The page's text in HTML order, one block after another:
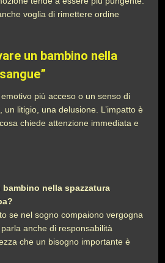
voglia di rimettere ordine
un bambino nella
più acceso o un senso di
litigio, una delusione. L’impatto è
chiede attenzione immediata e
nella spazzatura
se nel sogno compaiono vergogna
anche di responsabilità
che un bisogno importante è